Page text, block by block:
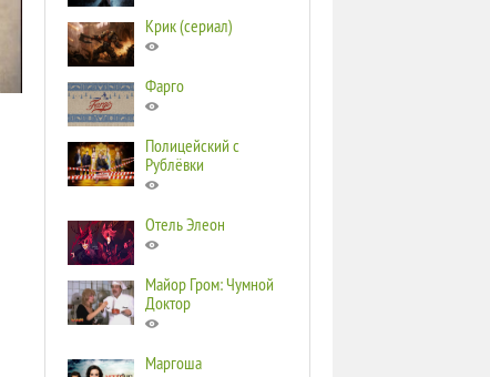
Крик (сериал)
Фарго
Полицейский с
Рублёвки
Отель Элеон
Майор Гром: Чумной
Доктор
Маргоша